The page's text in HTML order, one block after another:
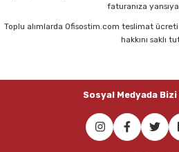
faturanıza
Toplu alımlarda Ofisostim.com teslimat
hakkını saklı
Sosyal Medyada